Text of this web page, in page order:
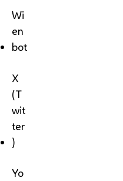
Wi
en
bot
X
(T
wit
ter
)
Yo